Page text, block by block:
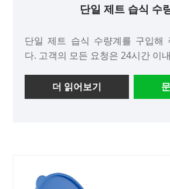
단일 제트 습식 수
단일 제트 습식 수량계를 구입해
다. 고객의 모든 요청은 24시간 이
더 읽어보기